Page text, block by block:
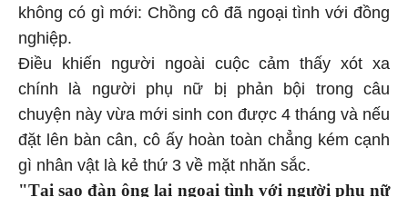
không có gì mới: Chồng cô đã ngoại tình với đồng
nghiệp.
Điều khiến người ngoài cuộc cảm thấy xót xa
chính là người phụ nữ bị phản bội trong câu
chuyện này vừa mới sinh con được 4 tháng và nếu
đặt lên bàn cân, cô ấy hoàn toàn chẳng kém cạnh
gì nhân vật là kẻ thứ 3 về mặt nhăn sắc.
"Tại sao đàn ông lại ngoại tình với người phụ nữ